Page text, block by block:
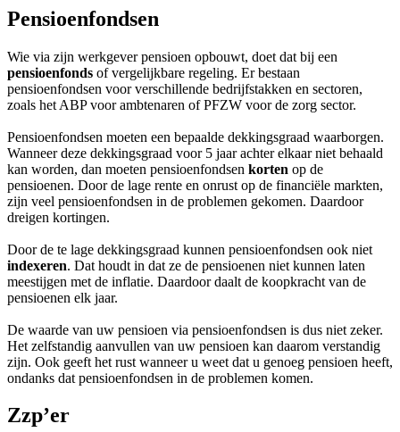
Pensioenfondsen
Wie via zijn werkgever pensioen opbouwt, doet dat bij een
pensioenfonds of vergelijkbare regeling. Er bestaan
pensioenfondsen voor verschillende bedrijfstakken en sectoren,
zoals het ABP voor ambtenaren of PFZW voor de zorg sector.
Pensioenfondsen moeten een bepaalde dekkingsgraad waarborgen.
Wanneer deze dekkingsgraad voor 5 jaar achter elkaar niet behaald
kan worden, dan moeten pensioenfondsen korten op de
pensioenen. Door de lage rente en onrust op de financiële markten,
zijn veel pensioenfondsen in de problemen gekomen. Daardoor
dreigen kortingen.
Door de te lage dekkingsgraad kunnen pensioenfondsen ook niet
indexeren. Dat houdt in dat ze de pensioenen niet kunnen laten
meestijgen met de inflatie. Daardoor daalt de koopkracht van de
pensioenen elk jaar.
De waarde van uw pensioen via pensioenfondsen is dus niet zeker.
Het zelfstandig aanvullen van uw pensioen kan daarom verstandig
zijn. Ook geeft het rust wanneer u weet dat u genoeg pensioen heeft,
ondanks dat pensioenfondsen in de problemen komen.
Zzp’er